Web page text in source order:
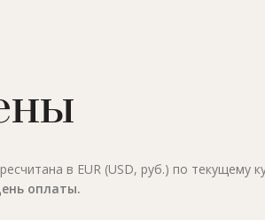
в EUR (USD, руб.) по текущему
оплаты.